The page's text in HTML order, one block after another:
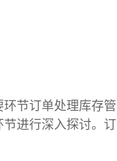
节订单处理库存管
进行深入探讨。订